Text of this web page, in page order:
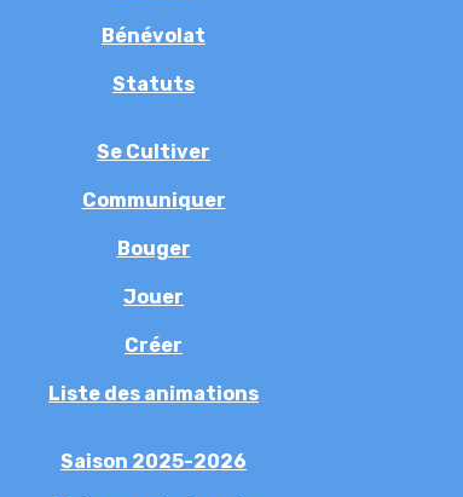
Bénévolat
Statuts
Se Cultiver
Communiquer
Bouger
Jouer
Créer
Liste des animations
Saison 2025-2026